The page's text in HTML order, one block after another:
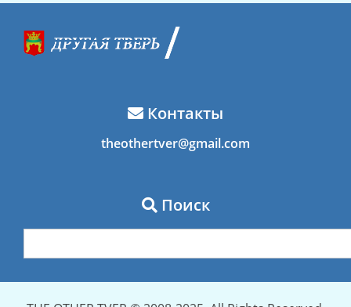
Контакты
theothertver@gmail.com
Поиск